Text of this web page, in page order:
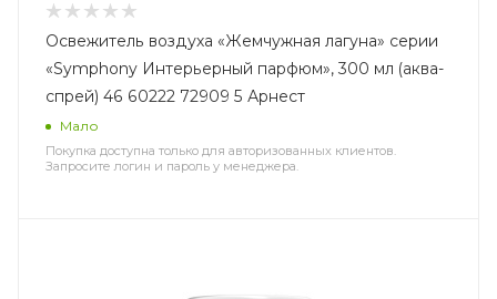
Освежитель воздуха «Жемчужная лагуна» серии
«Symphony Интерьерный парфюм», 300 мл (аква-
спрей) 46 60222 72909 5 Арнест
Мало
Покупка доступна только для авторизованных клиентов.
Запросите логин и пароль у менеджера.